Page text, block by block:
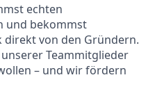
echten
und bekommst
direkt von den Gründern.
Teammitglieder
– und wir fördern